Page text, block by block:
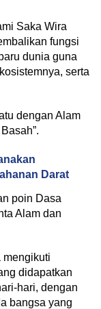
Saka Wira
fungsi
dunia guna
serta
dengan Alam
Darat
poin Dasa
Alam dan
mengikuti
didapatkan
hari, dengan
bangsa yang